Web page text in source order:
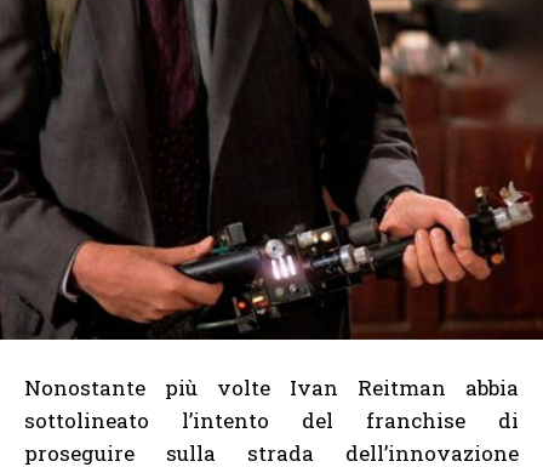
Nonostante più volte Ivan Reitman abbia
sottolineato l’intento del franchise di
proseguire sulla strada dell’innovazione